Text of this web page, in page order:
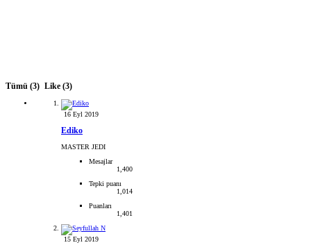
Tümü (3) Like (3)
16 Eyl 2019
Ediko
MASTER JEDI
Mesajlar
1,400
Tepki puanı
1,014
Puanları
1,401
15 Eyl 2019